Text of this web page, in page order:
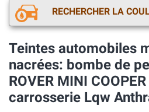
RECHERCHER LA
Teintes automobiles
nacrées: bombe de
ROVER MINI
carrosserie Lqw